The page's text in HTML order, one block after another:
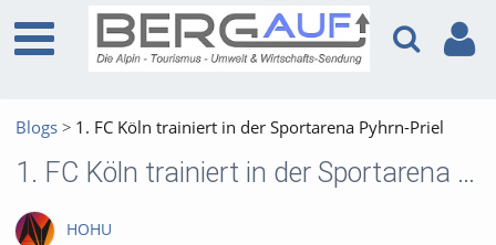
Blogs 1. FC Köln trainiert in der Sportarena Pyhrn-Priel
1. FC Köln trainiert in der Sportarena Pyhrn-Priel
HOHU